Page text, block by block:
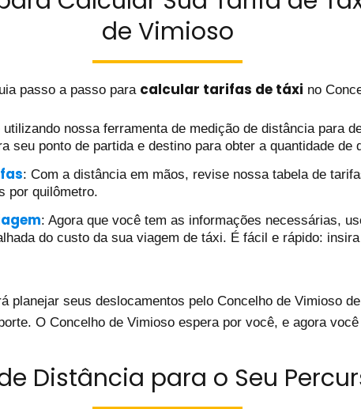
de Vimioso
passo a passo para calcular tarifas de táxi no
utilizando nossa ferramenta de medição de distância para
seu ponto de partida e destino para obter a quantidade de
: Com a distância em mãos, revise nossa tabela de
por quilômetro.
: Agora que você tem as informações necessárias,
do custo da sua viagem de táxi. É fácil e rápido:
planejar seus deslocamentos pelo Concelho de Vimioso
O Concelho de Vimioso espera por você, e agora
Distância para o Seu